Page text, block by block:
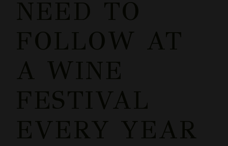
NEED TO
FOLLOW AT
A WINE
FESTIVAL
EVERY YEAR